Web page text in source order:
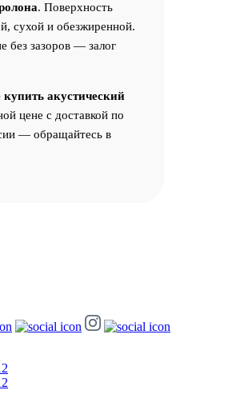
. Поверхность
сухой и обезжиренной.
без зазоров — залог
купить акустический
цене с доставкой по
— обращайтесь в